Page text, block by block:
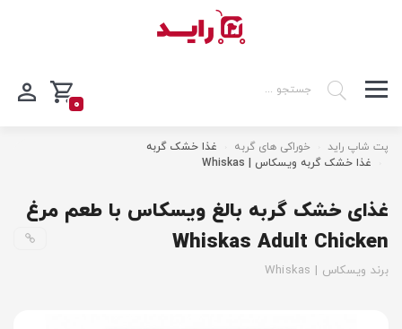
0
پت شاپ راید خوراکی های گربه
غذا خشک گربه
غذا خشک گربه ویسکاس | Whiskas
غذای خشک گربه بالغ ویسکاس با طعم مرغ
Whiskas Adult Chicken
برند ویسکاس | Whiskas